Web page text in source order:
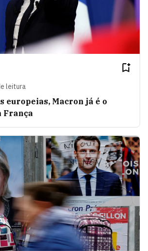
leitura
europeias, Macron já é o
França